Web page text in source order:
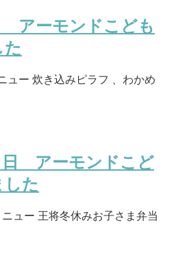
アーモンドこども
ュー 炊き込みピラフ 、わかめ
日 アーモンドこど
した
ュー 王将冬休みお子さま弁当